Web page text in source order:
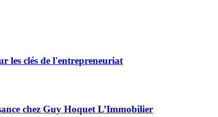
les clés de l'entrepreneuriat
chez Guy Hoquet L’Immobilier